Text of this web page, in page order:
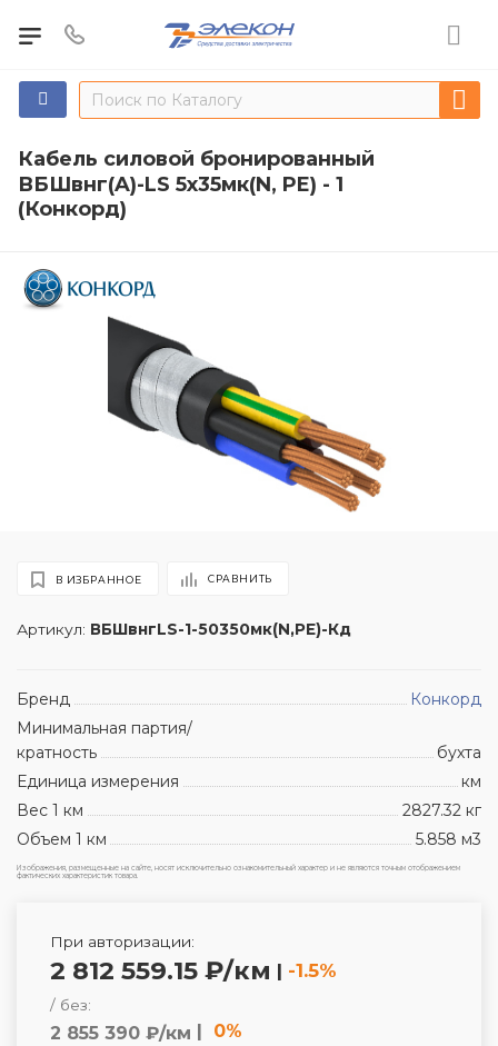
Кабель силовой бронированный
ВБШвнг(A)-LS 5х35мк(N, PE) - 1
(Конкорд)
Артикул: ВБШвнгLS-1-50350мк(N,PE)-Кд
В ИЗБРАННОЕ СРАВНИТЬ
Бренд
Конкорд
Минимальная партия/
кратность
бухта
Единица измерения
км
Вес 1 км
2827.32 кг
Объем 1 км
5.858 м3
Изображения, размещенные на сайте, носят исключительно ознакомительный характер и не являются точным отображением
фактических характеристик товара.
При авторизации:
2 812 559.15 ₽/км | -1.5%
/ без:
2 855 390 ₽/км 0%